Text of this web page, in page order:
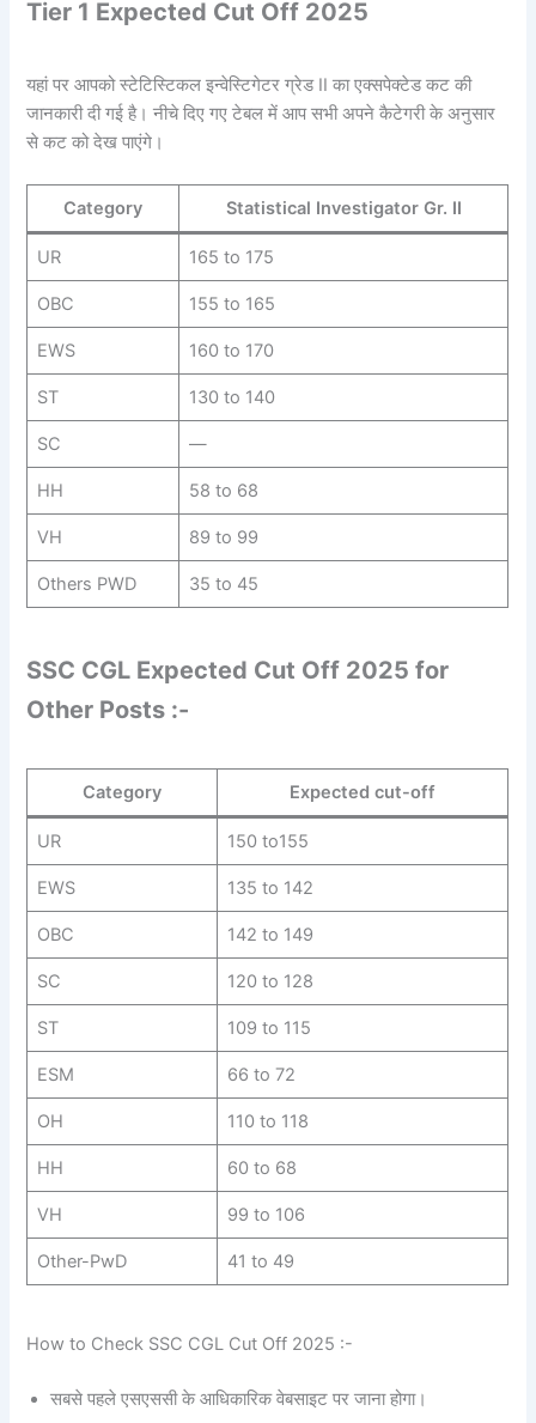
Tier 1 Expected Cut Off 2025
यहां पर आपको स्टेटिस्टिकल इन्वेस्टिगेटर ग्रेड II का एक्सपेक्टेड कट की
जानकारी दी गई है। नीचे दिए गए टेबल में आप सभी अपने कैटेगरी के अनुसार
से कट को देख पाएंगे।
Category Statistical Investigator Gr. II
UR 165 to 175
OBC 155 to 165
EWS 160 to 170
ST 130 to 140
SC —
HH 58 to 68
VH 89 to 99
Others PWD 35 to 45
SSC CGL Expected Cut Off 2025 for
Other Posts :-
Category Expected cut-off
UR 150 to155
EWS 135 to 142
OBC 142 to 149
SC 120 to 128
ST 109 to 115
ESM 66 to 72
OH 110 to 118
HH 60 to 68
VH 99 to 106
Other-PwD 41 to 49
How to Check SSC CGL Cut Off 2025 :-
सबसे पहले एसएससी के आधिकारिक वेबसाइट पर जाना होगा।